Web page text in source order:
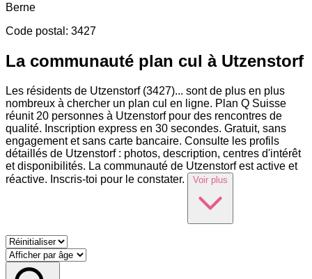
Berne
Code postal : 3427
La communauté plan cul à Utzenstorf
Les résidents de Utzenstorf (3427)... sont de plus en plus
nombreux à chercher un plan cul en ligne. Plan Q Suisse
réunit 20 personnes à Utzenstorf pour des rencontres de
qualité. Inscription express en 30 secondes. Gratuit, sans
engagement et sans carte bancaire. Consulte les profils
détaillés de Utzenstorf : photos, description, centres d'intérêt
et disponibilités. La communauté de Utzenstorf est active et
réactive. Inscris-toi pour le constater.
Voir plus